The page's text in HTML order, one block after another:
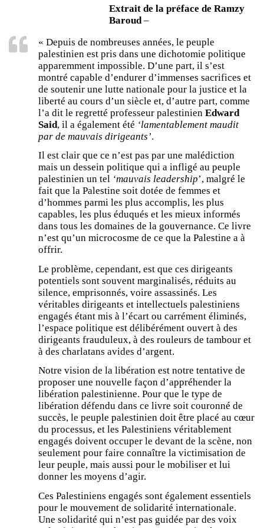
Extrait de la préface de Ramzy
Baroud–
« Depuis de nombreuses années, le peuple
palestinien est pris dans une dichotomie politique
apparemment impossible. D’une part, il s’est
montré capable d’endurer d’immenses sacrifices et
de soutenir une lutte nationale pour la justice et la
liberté au cours d’un siècle et, d’autre part, comme
l’a dit le regretté professeur palestinien Edward
Said, il a également été ‘lamentablement maudit
par de mauvais dirigeants’.
Il est clair que ce n’est pas par une malédiction
mais un dessein politique qui a infligé au peuple
palestinien un tel ‘mauvais leadership’, malgré le
fait que la Palestine soit dotée de femmes et
d’hommes parmi les plus accomplis, les plus
capables, les plus éduqués et les mieux informés
dans tous les domaines de la gouvernance. Ce livre
n’est qu’un microcosme de ce que la Palestine a à
offrir.
Le problème, cependant, est que ces dirigeants
potentiels sont souvent marginalisés, réduits au
silence, emprisonnés, voire assassinés. Les
véritables dirigeants et intellectuels palestiniens
engagés étant mis à l’écart ou carrément éliminés,
l’espace politique est délibérément ouvert à des
dirigeants frauduleux, à des rouleurs de tambour et
à des charlatans avides d’argent.
Notre vision de la libération est notre tentative de
proposer une nouvelle façon d’appréhender la
libération palestinienne. Pour que le type de
libération défendu dans ce livre soit couronné de
succès, le peuple palestinien doit être placé au cœur
du processus, et les Palestiniens véritablement
engagés doivent occuper le devant de la scène, non
seulement pour faire connaître la victimisation de
leur peuple, mais aussi pour le mobiliser et lui
donner les moyens d’agir.
Ces Palestiniens engagés sont également essentiels
pour le mouvement de solidarité internationale.
Une solidarité qui n’est pas guidée par des voix